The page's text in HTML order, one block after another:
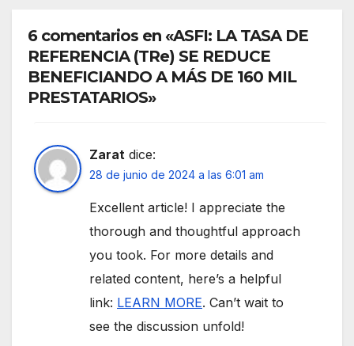
6 comentarios en «ASFI: LA TASA DE
REFERENCIA (TRe) SE REDUCE
BENEFICIANDO A MÁS DE 160 MIL
PRESTATARIOS»
Zarat dice:
28 de junio de 2024 a las 6:01 am
Excellent article! I appreciate the
thorough and thoughtful approach
you took. For more details and
related content, here’s a helpful
link: LEARN MORE. Can’t wait to
see the discussion unfold!